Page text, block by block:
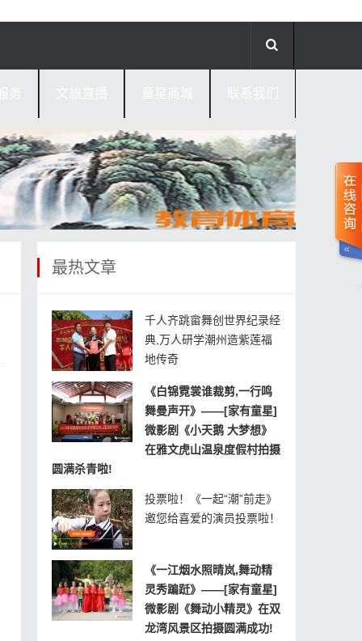
最热文章
千人齐跳畲舞创世界纪录经
典,万人研学潮州造紫莲福
地传奇
《白锦霓裳谁裁剪,一行鸣
舞曼声开》——[家有童星]
微影剧《小天鹅 大梦想》
在雅文虎山温泉度假村拍摄
圆满杀青啦!
投票啦！《一起“潮”前走》
邀您给喜爱的演员投票啦！
《一江烟水照晴岚,舞动精
灵秀蹁跹》——[家有童星]
微影剧《舞动小精灵》在双
龙湾风景区拍摄圆满成功!